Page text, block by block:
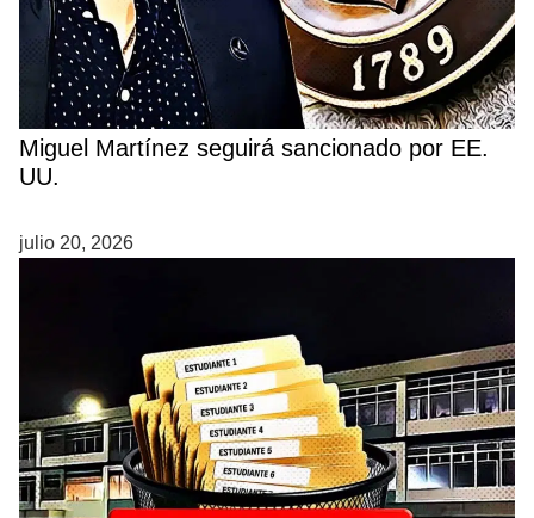
Miguel Martínez seguirá sancionado por EE.
UU.
julio 20, 2026